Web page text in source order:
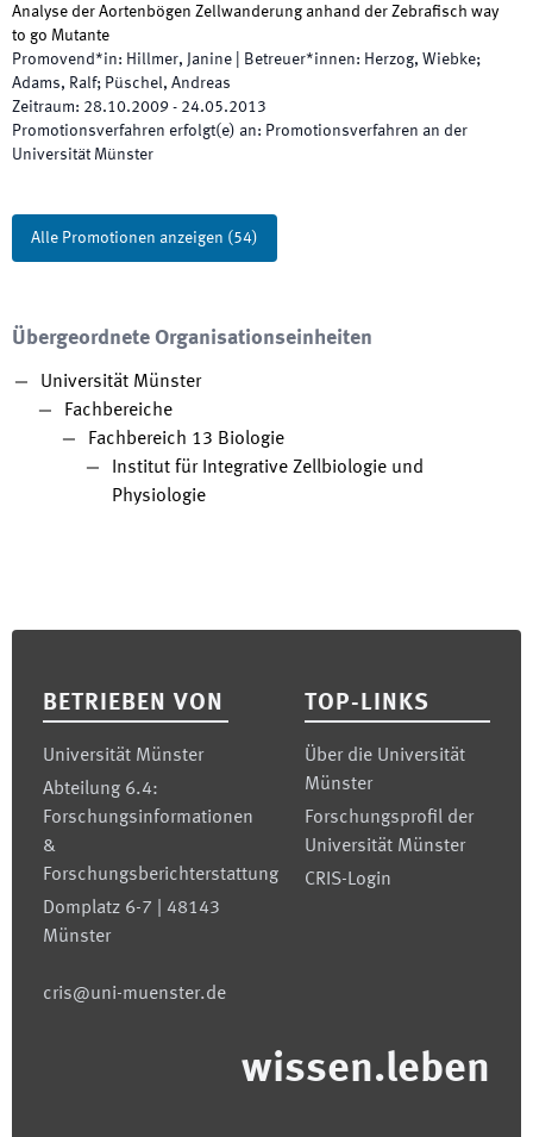
Analyse der Aortenbögen Zellwanderung anhand der Zebrafisch way
to go Mutante
Promovend*in: Hillmer, Janine Betreuer*innen: Herzog, Wiebke;
Adams, Ralf; Püschel, Andreas
Zeitraum: 28.10.2009 - 24.05.2013
Promotionsverfahren erfolgt(e) an: Promotionsverfahren an der
Universität Münster
Alle Promotionen anzeigen (54)
Übergeordnete Organisationseinheiten
Universität Münster
Fachbereiche
Fachbereich 13 Biologie
Institut für Integrative Zellbiologie und
Physiologie
BETRIEBEN VON
Universität Münster
Abteilung 6.4:
Forschungsinformationen
&
Forschungsberichterstattung
Domplatz 6-7 | 48143
Münster
cris@uni-muenster.de
TOP-LINKS
Über die Universität
Münster
Forschungsprofil der
Universität Münster
CRIS-Login
wissen.leben